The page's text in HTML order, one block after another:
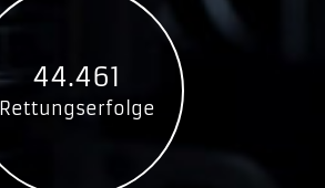
44.461
Rettungserfolge